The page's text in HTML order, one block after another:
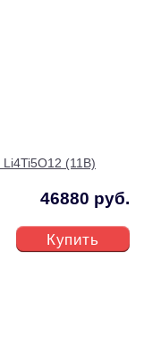
Li4Ti5O12 (11В)
46880 руб.
Купить